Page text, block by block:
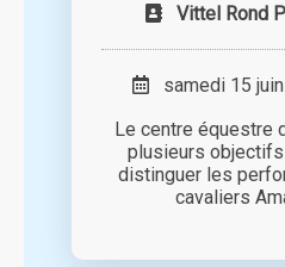
Vittel Rond
samedi 15 juin
Le centre équestre
plusieurs objectifs
distinguer les
cavaliers